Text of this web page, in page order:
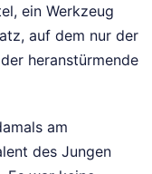
ein Werkzeug
auf dem nur der
heranstürmende
am
des Jungen